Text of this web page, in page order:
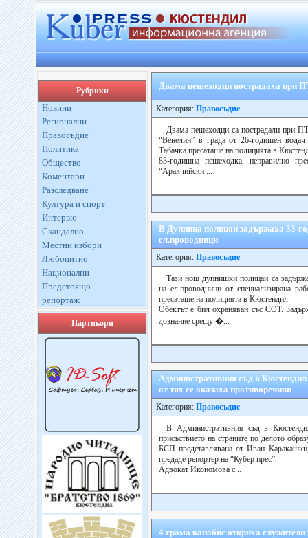
Рубрики
Новини
Регионални
Правосъдие
Политика
Общество
Коментари
Разследване
Култура и спорт
Интервю
Скандално
Местни избори
Любопитно
Национални
Предстоящо
репортаж
Партньори
Двама пешеходци пострадаха при
Категория: Правосъдие
Двама пешеходци са пострадали при
“Венелин” в града от 26-годишен
Табачка пресаташе на полицията в
83-годишна пешеходка, неправилно
“Аракчийски ...
В Дупница полицаи задържаха 33-
ел.проводници
Категория: Правосъдие
Тази нощ дупнишки полицаи са
на ел.проводници от специализирана
пресаташе на полицията в Кюстендил.
Обектът е бил охраняван със СОТ.
дознание срещу �...
Административния съд в Кюстендил
от тях се оказаха противоречиви
Категория: Правосъдие
В Административния съд в
присъствието на страните по делото
БСП представлявана от Иван
предаде репортер на “Кубер прес”.
Адвокат Икономова с...
4 грама канабис откриха